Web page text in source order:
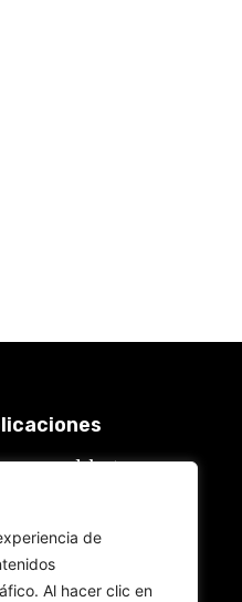
de
Al hacer clic en
adelanta
de
que